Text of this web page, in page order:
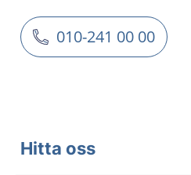
010-241 00 00
Hitta oss